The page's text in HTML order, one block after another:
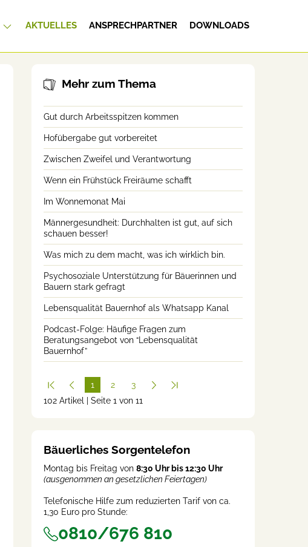
AKTUELLES ANSPRECHPARTNER DOWNLOADS
Mehr zum Thema
Gut durch Arbeitsspitzen kommen
Hofübergabe gut vorbereitet
Zwischen Zweifel und Verantwortung
Wenn ein Frühstück Freiräume schafft
Im Wonnemonat Mai
Männergesundheit: Durchhalten ist gut, auf sich
schauen besser!
Was mich zu dem macht, was ich wirklich bin.
Psychosoziale Unterstützung für Bäuerinnen und
Bauern stark gefragt
Lebensqualität Bauernhof als Whatsapp Kanal
Podcast-Folge: Häufige Fragen zum
Beratungsangebot von “Lebensqualität
Bauernhof”
1
(cur
2
3
102 Artikel | Seite 1 von 11
Bäuerliches Sorgentelefon
Montag bis Freitag von 8:30 Uhr bis 12:30 Uhr
(ausgenommen an gesetzlichen Feiertagen)
Telefonische Hilfe zum reduzierten Tarif von ca.
1,30 Euro pro Stunde:
0810/676 810